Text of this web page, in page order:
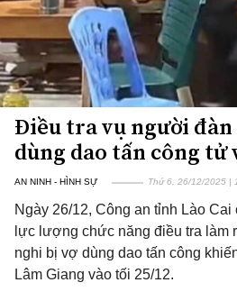
Điều tra vụ người
dùng dao tấn công tử
AN NINH - HÌNH SỰ Thứ 6, 26/12/2025 |
Ngày 26/12, Công an tỉnh Lào
lực lượng chức năng điều tra làm
nghi bị vợ dùng dao tấn công
Lâm Giang vào tối 25/12.